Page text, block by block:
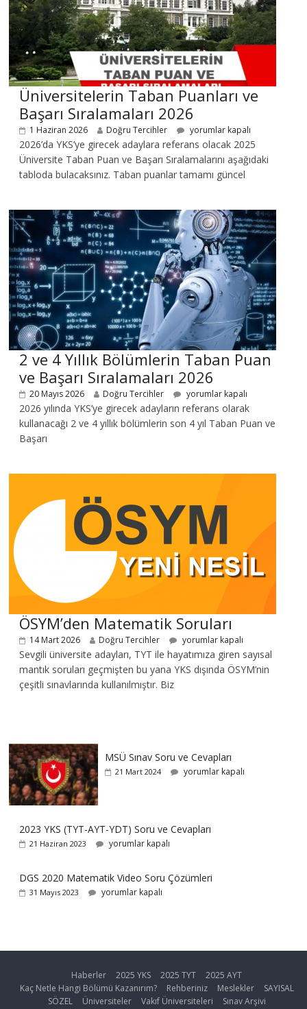
Üniversitelerin Taban Puanları ve
Başarı Sıralamaları 2026
1 Haziran 2026 Doğru Tercihler yorumlar kapalı
2026’da YKS’ye girecek adaylara referans olacak 2025
Üniversite Taban Puan ve Başarı Sıralamalarını aşağıdaki
tabloda bulacaksınız. Taban puanlar tamamı güncel
2 ve 4 Yıllık Bölümlerin Taban Puan
ve Başarı Sıralamaları 2026
20 Mayıs 2026 Doğru Tercihler yorumlar kapalı
2026 yılında YKS’ye girecek adayların referans olarak
kullanacağı 2 ve 4 yıllık bölümlerin son 4 yıl Taban Puan ve
Başarı
ÖSYM’den Matematik Soruları
14 Mart 2026 Doğru Tercihler yorumlar kapalı
Sevgili üniversite adayları, TYT ile hayatımıza giren sayısal
mantık soruları geçmişten bu yana YKS dışında ÖSYM’nin
çeşitli sınavlarında kullanılmıştır. Biz
MSÜ Sınav Soru ve Cevapları
21 Mart 2024 yorumlar kapalı
2023 YKS (TYT-AYT-YDT) Soru ve Cevapları
21 Haziran 2023 yorumlar kapalı
DGS 2020 Matematik Video Soru Çözümleri
31 Mayıs 2023 yorumlar kapalı
Haberler 2025 YKS 2025 TYT
2025 AYT
Kaç Netle Hangi Bölümü Kazanırım?
Rehberiniz Meslekler
SAYISAL
SÖZEL
Üniversiteler Vakıf Üniversiteleri
Sınav Arşivi